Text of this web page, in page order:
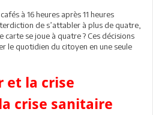
à 16 heures après 11 heures
de s’attabler à plus de quatre,
se joue à quatre ? Ces décisions
le quotidien du citoyen en une seule
et la crise
crise sanitaire